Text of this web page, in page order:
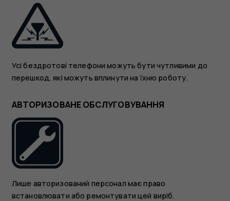
Усі бездротові телефони можуть бути чутливими до
перешкод, які можуть вплинути на їхню роботу.
АВТОРИЗОВАНЕ ОБСЛУГОВУВАННЯ
Лише авторизований персонал має право
встановлювати або ремонтувати цей виріб.